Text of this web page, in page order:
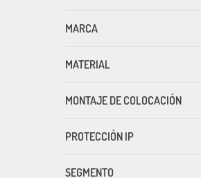
MARCA
SEGMENTO
MONTAJE DE COLOCACIÓN
MATERIAL
PROTECCIÓN IP